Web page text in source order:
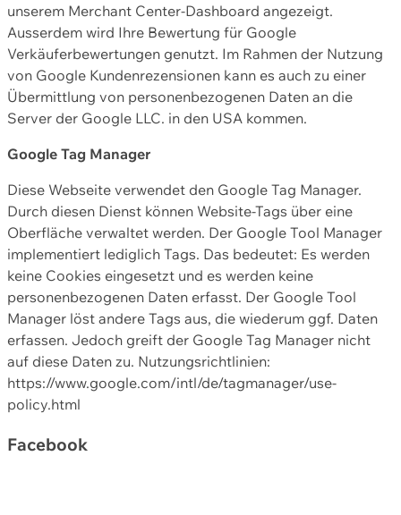
unserem Merchant Center-Dashboard angezeigt.
Ausserdem wird Ihre Bewertung für Google
Verkäuferbewertungen genutzt. Im Rahmen der Nutzung
von Google Kundenrezensionen kann es auch zu einer
Übermittlung von personenbezogenen Daten an die
Server der Google LLC. in den USA kommen.
Google Tag Manager
Diese Webseite verwendet den Google Tag Manager.
Durch diesen Dienst können Website-Tags über eine
Oberfläche verwaltet werden. Der Google Tool Manager
implementiert lediglich Tags. Das bedeutet: Es werden
keine Cookies eingesetzt und es werden keine
personenbezogenen Daten erfasst. Der Google Tool
Manager löst andere Tags aus, die wiederum ggf. Daten
erfassen. Jedoch greift der Google Tag Manager nicht
auf diese Daten zu. Nutzungsrichtlinien:
https://www.google.com/intl/de/tagmanager/use-
policy.html
Facebook